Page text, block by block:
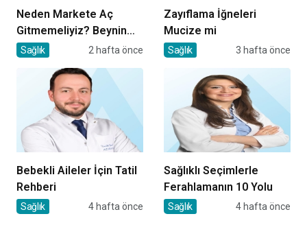
Neden Markete Aç
Gitmemeliyiz? Beynin
Satın Alma Psikolojisi
Sağlık 2 hafta önce
Zayıflama İğneleri
Mucize mi
Sağlık 3 hafta önce
Bebekli Aileler İçin Tatil
Rehberi
Sağlık 4 hafta önce
Sağlıklı Seçimlerle
Ferahlamanın 10 Yolu
Sağlık 4 hafta önce